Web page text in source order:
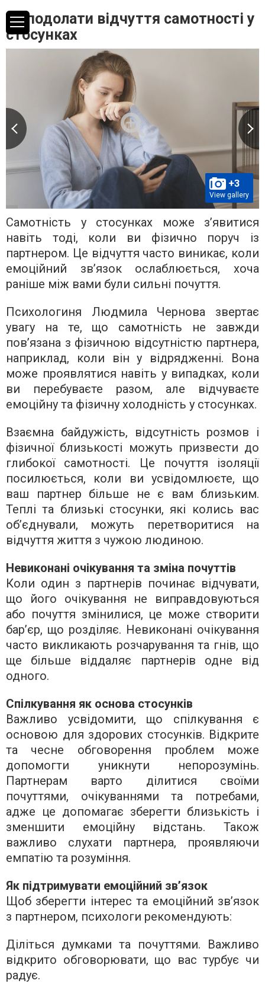
Як подолати відчуття самотності у
стосунках
+3
View gallery
Самотність у стосунках може з’явитися
навіть тоді, коли ви фізично поруч із
партнером. Це відчуття часто виникає, коли
емоційний зв’язок ослаблюється, хоча
раніше між вами були сильні почуття.
Психологиня Людмила Чернова звертає
увагу на те, що самотність не завжди
пов’язана з фізичною відсутністю партнера,
наприклад, коли він у відрядженні. Вона
може проявлятися навіть у випадках, коли
ви перебуваєте разом, але відчуваєте
емоційну та фізичну холодність у стосунках.
Взаємна байдужість, відсутність розмов і
фізичної близькості можуть призвести до
глибокої самотності. Це почуття ізоляції
посилюється, коли ви усвідомлюєте, що
ваш партнер більше не є вам близьким.
Теплі та близькі стосунки, які колись вас
об’єднували, можуть перетворитися на
відчуття життя з чужою людиною.
Невиконані очікування та зміна почуттів
Коли один з партнерів починає відчувати,
що його очікування не виправдовуються
або почуття змінилися, це може створити
бар’єр, що розділяє. Невиконані очікування
часто викликають розчарування та гнів, що
ще більше віддаляє партнерів одне від
одного.
Спілкування як основа стосунків
Важливо усвідомити, що спілкування є
основою для здорових стосунків. Відкрите
та чесне обговорення проблем може
допомогти уникнути непорозумінь.
Партнерам варто ділитися своїми
почуттями, очікуваннями та потребами,
адже це допомагає зберегти близькість і
зменшити емоційну відстань. Також
важливо слухати партнера, проявляючи
емпатію та розуміння.
Як підтримувати емоційний зв’язок
Щоб зберегти інтерес та емоційний зв’язок
з партнером, психологи рекомендують:
Діліться думками та почуттями. Важливо
відкрито обговорювати, що вас турбує чи
радує.